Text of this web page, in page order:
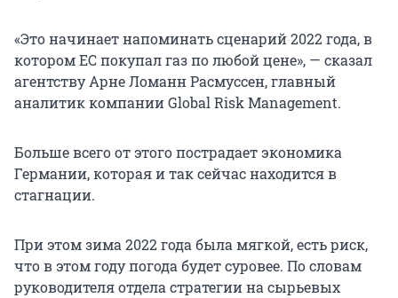
«Это начинает напоминать сценарий 2022 года, в
котором ЕС покупал газ по любой цене», — сказал
агентству Арне Ломанн Расмуссен, главный
аналитик компании Global Risk Management.
Больше всего от этого пострадает экономика
Германии, которая и так сейчас находится в
стагнации.
При этом зима 2022 года была мягкой, есть риск,
что в этом году погода будет суровее. По словам
руководителя отдела стратегии на сырьевых